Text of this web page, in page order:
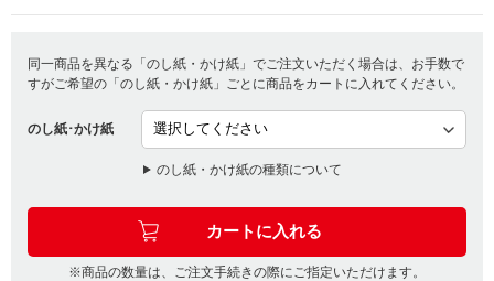
同一商品を異なる「のし紙・かけ紙」でご注文いただく場合は、お手数で
すがご希望の「のし紙・かけ紙」ごとに商品をカートに入れてください。
のし紙･かけ紙
のし紙・かけ紙の種類について
※商品の数量は、ご注文手続きの際にご指定いただけます。